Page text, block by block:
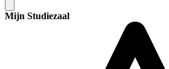
Mijn Studiezaal